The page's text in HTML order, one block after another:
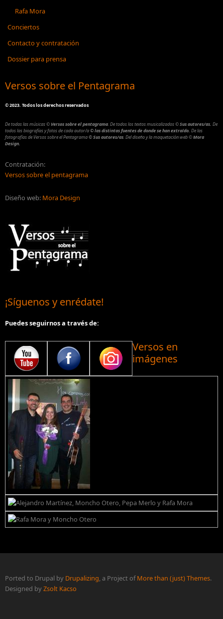
Rafa Mora
Conciertos
Contacto y contratación
Dossier para prensa
Versos sobre el Pentagrama
©2023. Todos los derechos reservados
De todas las músicas© Versos sobre el pentagrama. De todos los textos musicalizados©Sus autores/as. De
todos las biografías y fotos de cada autor/a© las distintas fuentes de donde se han extraído. De las
fotografías de Versos sobre el Pentagrama© Sus autores/as. Del diseño y la maquetación web©Mora
Design.
Contratación:
Versos sobre el pentagrama
Diseño web: Mora Design
¡Síguenos y enrédate!
Puedes seguirnos a través de:
Versos en
imágenes
Ported to Drupal by Drupalizing, a Project ofMore than (just) Themes.
Designed byZsolt Kacso